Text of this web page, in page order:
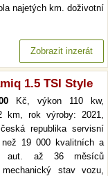
najetých km. doživotní
Zobrazit inzerát
1.5 TSI Style
Kč, výkon 110 kw,
km, rok výroby: 2021,
republika servisní
19 000 kvalitních a
aut. až 36 měsíců
stav vozu,